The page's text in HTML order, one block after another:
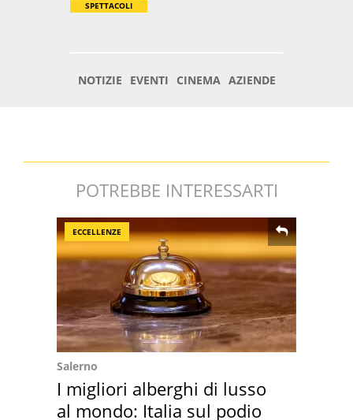
POTREBBE INTERESSARTI
ECCELLENZE
Salerno
I migliori alberghi di lusso
al mondo: Italia sul podio